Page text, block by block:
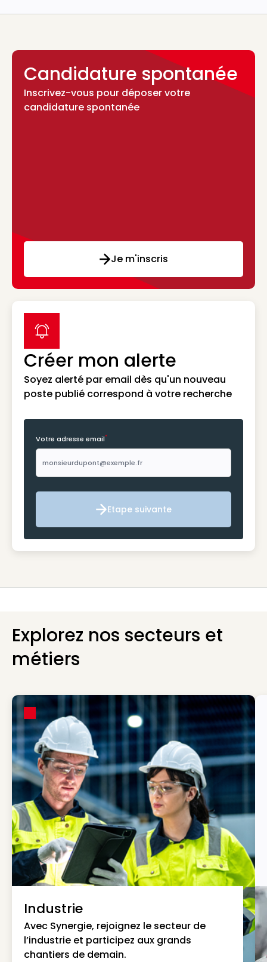
Candidature spontanée
Inscrivez-vous pour déposer votre
candidature spontanée
Je m'inscris
Créer mon alerte
Soyez alerté par email dès qu'un nouveau
poste publié correspond à votre recherche
label icon
Votre adresse email*
Etape suivante
Etape suivante
Explorez nos secteurs et
métiers
Industrie
Avec Synergie, rejoignez le secteur de
l’industrie et participez aux grands
chantiers de demain.